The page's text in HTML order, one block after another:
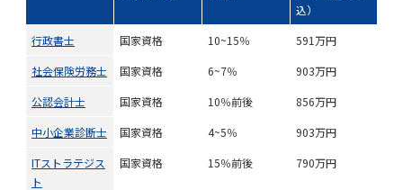
込）
行政書士
国家資格 10~15％
591万円
社会保険労務士
国家資格 6~7％
903万円
公認会計士
国家資格 10％前後
856万円
中小企業診断士
国家資格 4~5％
903万円
ITストラテジス
ト
国家資格 15％前後 790万円